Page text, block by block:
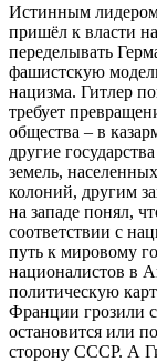
Истинным лидером
пришёл к власти
переделывать
фашистскую
нацизма. Гитлер
требует
общества – в
другие
земель,
колоний, другим
на западе понял,
соответствии с
путь к мировому
националистов в
политическую
Франции грозили
остановится или
сторону СССР. А